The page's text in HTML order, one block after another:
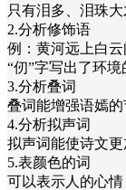
只有泪多、泪珠
2.分析修饰语
例：黄河远上白
“仞”字写出了环境
3.分析叠词
叠词能增强语嫣的
4.分析拟声词
拟声词能使诗文更
5.表颜色的词
可以表示人的心